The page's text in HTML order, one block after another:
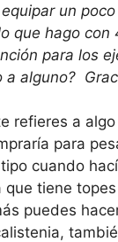
un
que hago
para los
a alguno?
refieres a
para
cuando
que tiene
puedes